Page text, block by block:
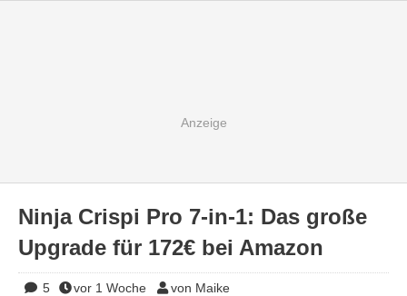
Ninja Crispi Pro 7-in-1: Das große
Upgrade für 172€ bei Amazon
5 vor 1 Woche von Maike